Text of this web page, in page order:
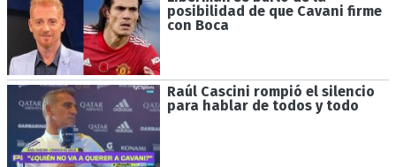
posibilidad de que Cavani firme
con Boca
Raúl Cascini rompió el silencio
para hablar de todos y todo